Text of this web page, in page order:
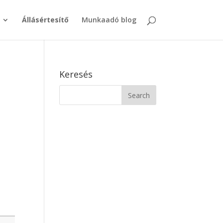
Állásértesítő Munkaadó blog
Keresés